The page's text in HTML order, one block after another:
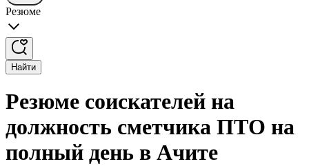
Резюме
Найти
Резюме соискателей на
должность сметчика ПТО на
полный день в Ачите